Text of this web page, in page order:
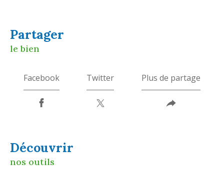
partager
le bien
Facebook Twitter Plus de partage
découvrir
nos outils